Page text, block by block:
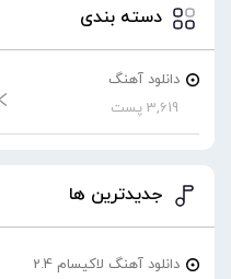
دسته بندی
دانلود آهنگ
3,619 پست
جدیدترین ها
دانلود آهنگ لاکیسام 2.4